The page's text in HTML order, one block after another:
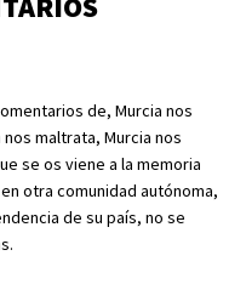
de, Murcia nos
maltrata, Murcia nos
se os viene a la memoria
otra comunidad autónoma,
de su país, no se